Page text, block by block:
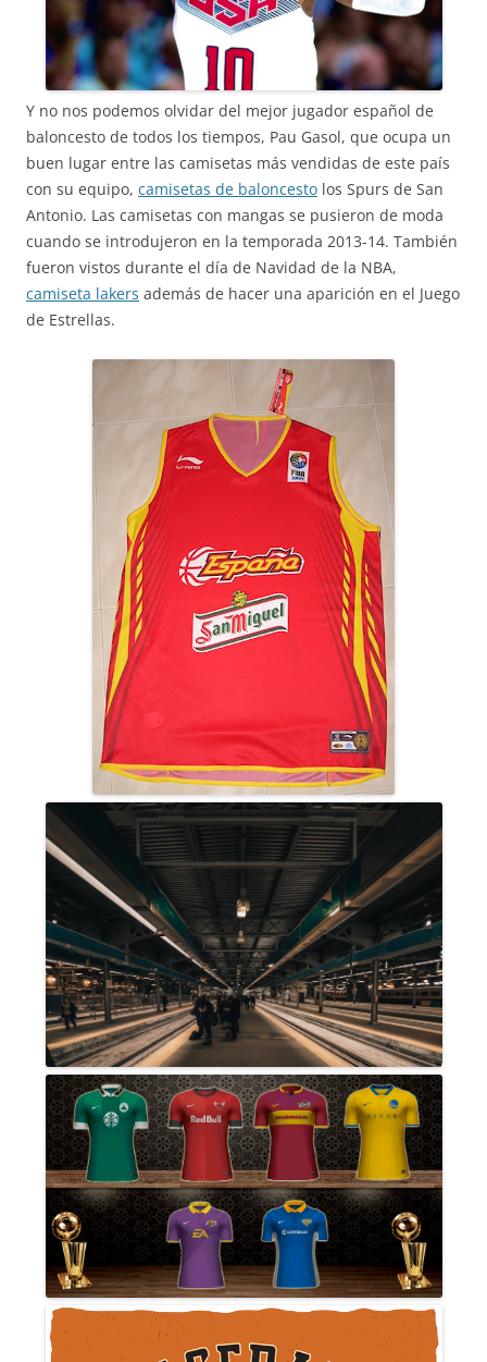
Y no nos podemos olvidar del mejor jugador español de
baloncesto de todos los tiempos, Pau Gasol, que ocupa un
buen lugar entre las camisetas más vendidas de este país
con su equipo, camisetas de baloncesto los Spurs de San
Antonio. Las camisetas con mangas se pusieron de moda
cuando se introdujeron en la temporada 2013-14. También
fueron vistos durante el día de Navidad de la NBA,
camiseta lakers además de hacer una aparición en el Juego
de Estrellas.